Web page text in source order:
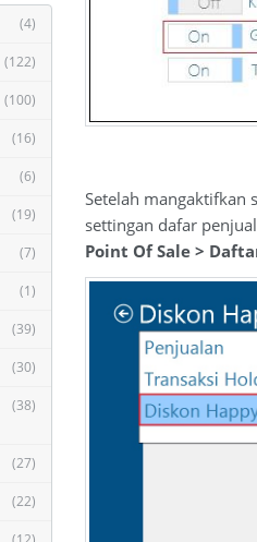
(4)
(122)
(100)
(16)
(6)
(19)
(7)
(1)
(39)
(30)
(38)
(27)
(22)
Setelah mangaktifkan
settingan dafar
Point Of Sale >